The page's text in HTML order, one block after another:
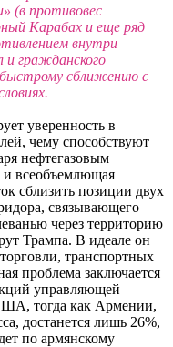
(в противовес
Карабах и еще ряд
внутри
и гражданского
сближению с
уверенность в
чему способствуют
нефтегазовым
и всеобъемлющая
сблизить позиции двух
связывающего
через территорию
Трампа. В идеале он
транспортных
проблема заключается
управляющей
тогда как Армении,
достанется лишь 26%,
по армянскому